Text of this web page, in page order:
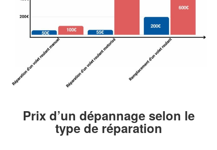
Prix d’un dépannage selon le
type de réparation